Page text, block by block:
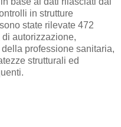
in strutture
state rilevate 472
autorizzazione,
della professione sanitaria,
strutturali ed